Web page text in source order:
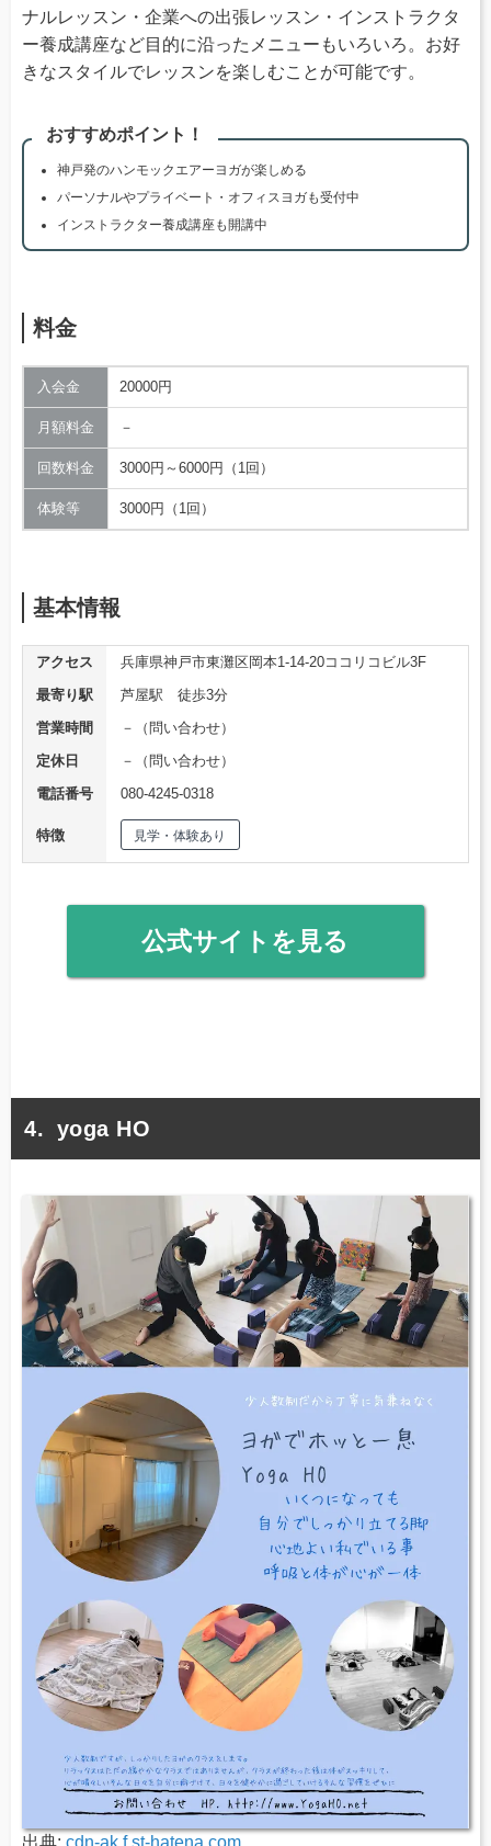
ナルレッスン・企業への出張レッスン・インストラクタ
ー養成講座など目的に沿ったメニューもいろいろ。お好
きなスタイルでレッスンを楽しむことが可能です。
おすすめポイント！
神戸発のハンモックエアーヨガが楽しめる
パーソナルやプライベート・オフィスヨガも受付中
インストラクター養成講座も開講中
料金
入会金 20000円
月額料金 －
回数料金 3000円～6000円（1回）
体験等 3000円（1回）
基本情報
アクセス
兵庫県神戸市東灘区岡本1-14-20ココリコビル3F
最寄り駅
芦屋駅 徒歩3分
営業時間
－（問い合わせ）
定休日
－（問い合わせ）
電話番号
080-4245-0318
特徴 見学・体験あり
公式サイトを見る
yoga HO
出典: cdn-ak.f.st-hatena.com